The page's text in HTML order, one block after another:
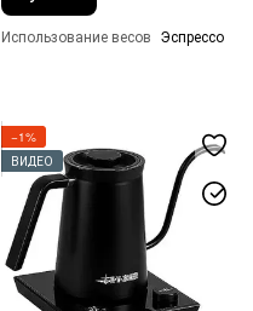
Использование весов Эспрессо
−1%
ВИДЕО